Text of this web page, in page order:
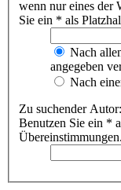
wenn nur eines der
Sie ein * als
Nach
angegeben
Nach
Zu suchender Autor:
Benutzen Sie ein *
Übereinstimmungen.